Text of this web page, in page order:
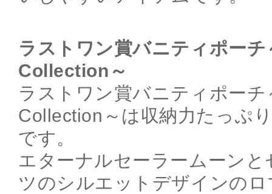
ラストワン賞バニティポー
Collection～
ラストワン賞バニティポー
Collection～は収納力たっぷ
です。
エターナルセーラームーン
ツのシルエットデザインの